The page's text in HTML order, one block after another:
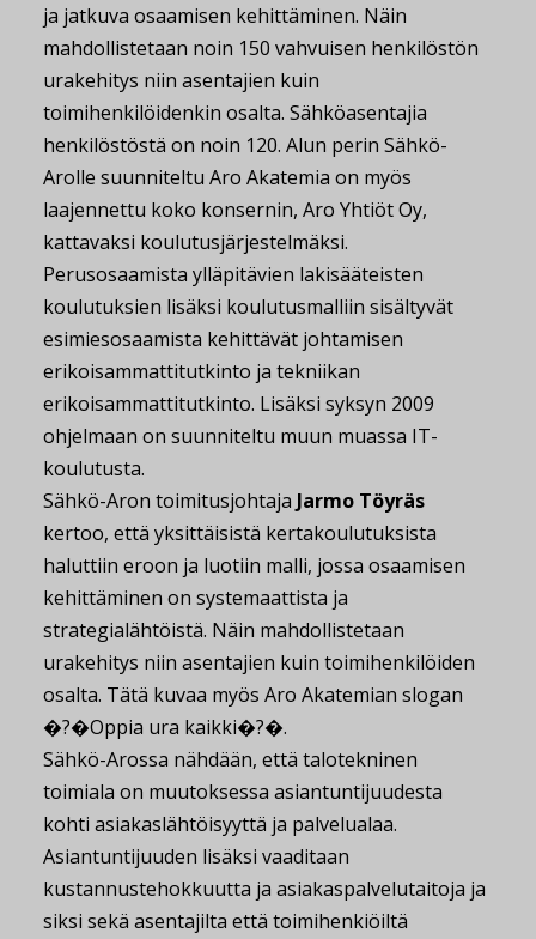
ja jatkuva osaamisen kehittäminen. Näin
mahdollistetaan noin 150 vahvuisen henkilöstön
urakehitys niin asentajien kuin
toimihenkilöidenkin osalta. Sähköasentajia
henkilöstöstä on noin 120. Alun perin Sähkö-
Arolle suunniteltu Aro Akatemia on myös
laajennettu koko konsernin, Aro Yhtiöt Oy,
kattavaksi koulutusjärjestelmäksi.
Perusosaamista ylläpitävien lakisääteisten
koulutuksien lisäksi koulutusmalliin sisältyvät
esimiesosaamista kehittävät johtamisen
erikoisammattitutkinto ja tekniikan
erikoisammattitutkinto. Lisäksi syksyn 2009
ohjelmaan on suunniteltu muun muassa IT-
koulutusta.
Sähkö-Aron toimitusjohtaja Jarmo Töyräs
kertoo, että yksittäisistä kertakoulutuksista
haluttiin eroon ja luotiin malli, jossa osaamisen
kehittäminen on systemaattista ja
strategialähtöistä. Näin mahdollistetaan
urakehitys niin asentajien kuin toimihenkilöiden
osalta. Tätä kuvaa myös Aro Akatemian slogan
�?�Oppia ura kaikki�?�.
Sähkö-Arossa nähdään, että talotekninen
toimiala on muutoksessa asiantuntijuudesta
kohti asiakaslähtöisyyttä ja palvelualaa.
Asiantuntijuuden lisäksi vaaditaan
kustannustehokkuutta ja asiakaspalvelutaitoja ja
siksi sekä asentajilta että toimihenkiöiltä